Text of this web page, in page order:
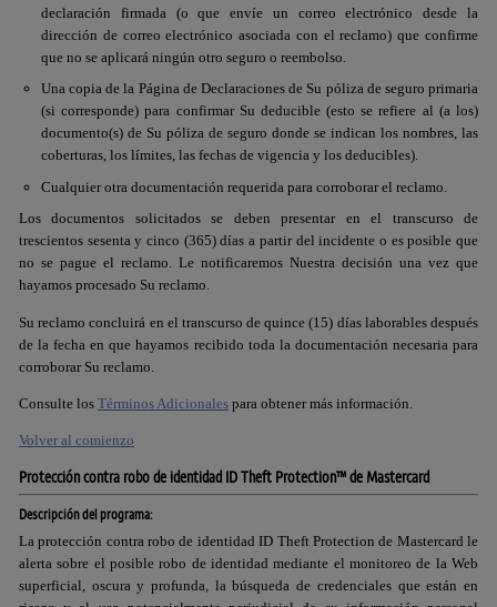
declaración firmada (o que envíe un correo electrónico desde la
dirección de correo electrónico asociada con el reclamo) que confirme
que no se aplicará ningún otro seguro o reembolso.
Una copia de la Página de Declaraciones de Su póliza de seguro primaria
(si corresponde) para confirmar Su deducible (esto se refiere al (a los)
documento(s) de Su póliza de seguro donde se indican los nombres, las
coberturas, los límites, las fechas de vigencia y los deducibles).
Cualquier otra documentación requerida para corroborar el reclamo.
Los documentos solicitados se deben presentar en el transcurso de
trescientos sesenta y cinco (365) días a partir del incidente o es posible que
no se pague el reclamo. Le notificaremos Nuestra decisión una vez que
hayamos procesado Su reclamo.
Su reclamo concluirá en el transcurso de quince (15) días laborables después
de la fecha en que hayamos recibido toda la documentación necesaria para
corroborar Su reclamo.
Consulte los Términos Adicionales para obtener más información.
Volver al comienzo
Protección contra robo de identidad ID Theft Protection™ de Mastercard
Descripción del programa:
La protección contra robo de identidad ID Theft Protection de Mastercard le
alerta sobre el posible robo de identidad mediante el monitoreo de la Web
superficial, oscura y profunda, la búsqueda de credenciales que están en